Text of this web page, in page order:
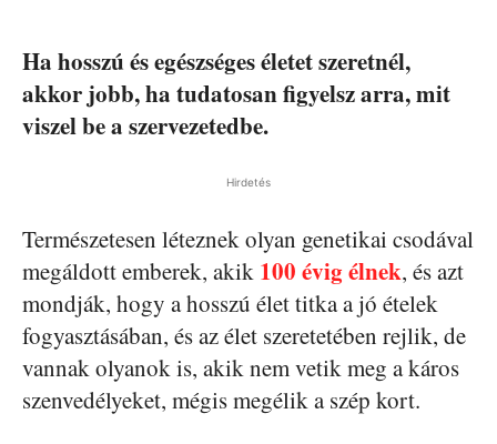
Ha hosszú és egészséges életet szeretnél,
akkor jobb, ha tudatosan figyelsz arra, mit
viszel be a szervezetedbe.
Hirdetés
Természetesen léteznek olyan genetikai csodával
megáldott emberek, akik 100 évig élnek, és azt
mondják, hogy a hosszú élet titka a jó ételek
fogyasztásában, és az élet szeretetében rejlik, de
vannak olyanok is, akik nem vetik meg a káros
szenvedélyeket, mégis megélik a szép kort.